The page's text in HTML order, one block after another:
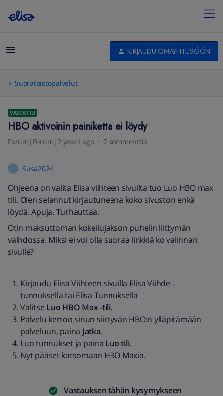
KIRJAUDU OMAYHTEISÖÖN
Suoratoistopalvelut
VASTATTU
HBO aktivoinin painiketta ei löydy
Forum|Forum|2 years ago 2 kommenttia
S Susa2024
Ohjeena on valita Elisa viihteen sivuilta tuo Luo HBO max
tili. Olen selannut kirjautuneena koko sivuston enkä
löydä. Apuja. Turhauttaa.
Otin maksuttoman kokeilujakson puhelin liittymän
vaihdossa. Miksi ei voi olla suoraa linkkiä ko valinnan
sivulle?
Kirjaudu Elisa Viihteen sivuilla Elisa Viihde -
tunnuksella tai Elisa Tunnuksella
Valitse Luo HBO Max -tili.
Palvelu kertoo sinun siirtyvän HBO:n ylläpitämään
palveluun, paina Jatka.
Luo tunnukset ja paina Luo tili.
Nyt pääset katsomaan HBO Maxia.
Vastauksen tähän kysymykseen